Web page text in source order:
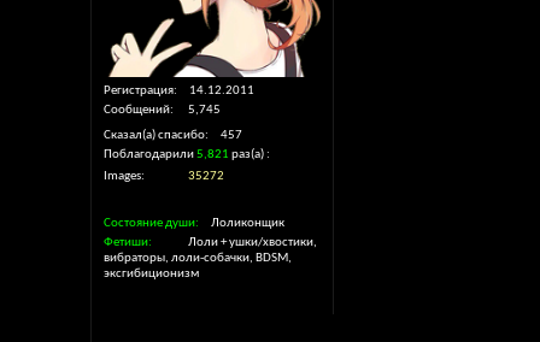
Регистрация
14.12.2011
Сообщений
5,745
Сказал(а) спасибо
457
Поблагодарили5,821 раз(а)
Images
35272
Состояние души
Лоликонщик
Фетиши
Лоли + ушки/хвостики,
вибраторы, лоли-собачки, BDSM,
эксгибиционизм